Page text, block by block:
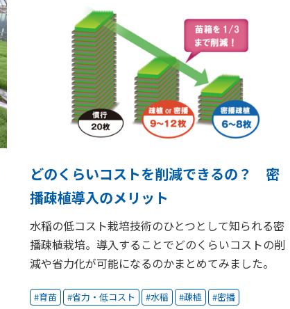
どのくらいコストを削減できるの？ 密
播疎植導入のメリット
水稲の低コスト栽培技術のひとつとして知られる密
播疎植栽培。導入することでどのくらいコストの削
減や省力化が可能になるのかまとめてみました。
育苗 省力・低コスト 水稲 疎植 密播